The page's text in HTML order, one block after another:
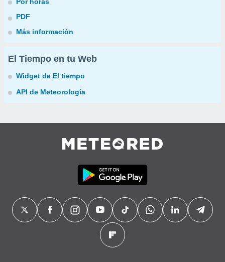
PDF
Más información
El Tiempo en tu Web
Widget de El tiempo
API de Meteorología